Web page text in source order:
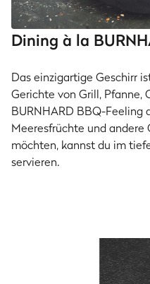
Dining à la
Das einzigartige Geschirr
Gerichte von Grill, Pfanne,
BURNHARD BBQ-Feeling
Meeresfrüchte und andere
möchten, kannst du im
servieren.